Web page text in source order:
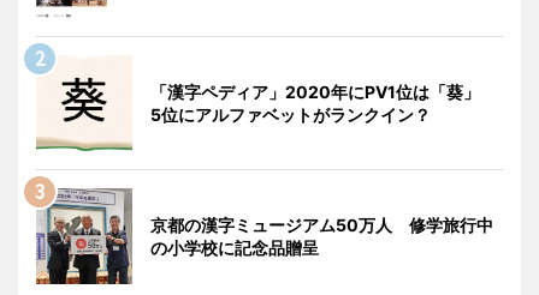
「漢字ペディア」2020年にPV1位は「葵」
5位にアルファベットがランクイン？
京都の漢字ミュージアム50万人 修学旅行中
の小学校に記念品贈呈